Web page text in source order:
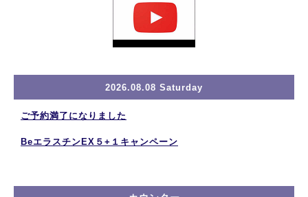
2026.08.08 Saturday
ご予約満了になりました
BeエラスチンEX５+１キャンペーン